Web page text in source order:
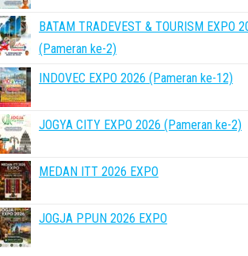
BATAM TRADEVEST & TOURISM EXPO
(Pameran ke-2)
INDOVEC EXPO 2026 (Pameran ke-12)
JOGYA CITY EXPO 2026 (Pameran ke-2)
MEDAN ITT 2026 EXPO
JOGJA PPUN 2026 EXPO